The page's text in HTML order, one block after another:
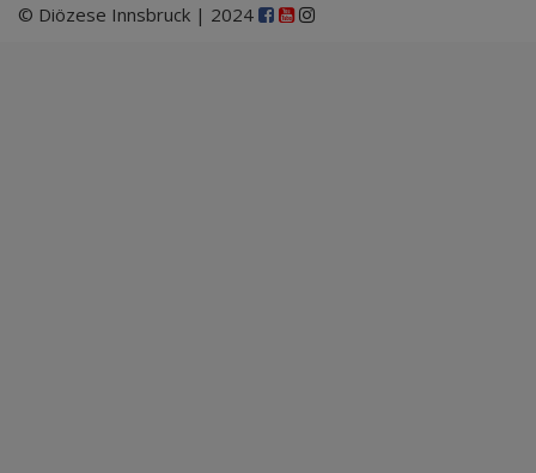
© Diözese Innsbruck | 2024